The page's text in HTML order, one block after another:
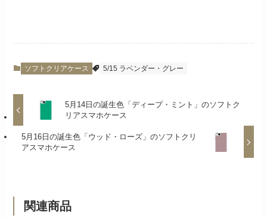
ソフトクリアケース 5/15 ラベンダー・グレー
5月14日の誕生色「ディープ・ミント」のソフトク
リアスマホケース
5月16日の誕生色「ウッド・ローズ」のソフトクリ
アスマホケース
関連商品